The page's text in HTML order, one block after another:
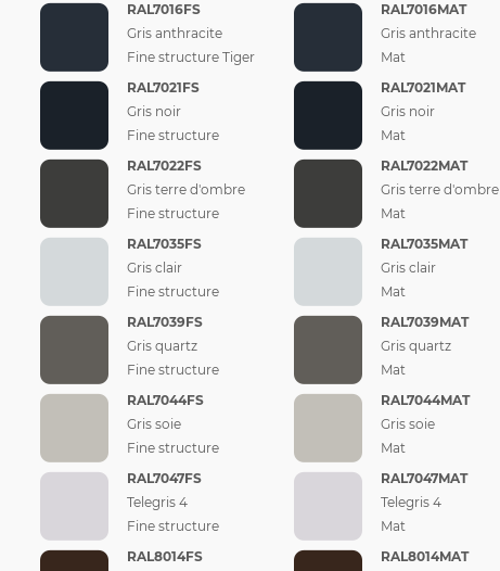
RAL7016FS
Gris anthracite
Fine structure Tiger
RAL7016MAT
Gris anthracite
Mat
RAL7021FS
Gris noir
Fine structure
RAL7021MAT
Gris noir
Mat
RAL7022FS
Gris terre d'ombre
Fine structure
RAL7022MAT
Gris terre d'ombre
Mat
RAL7035FS
Gris clair
Fine structure
RAL7035MAT
Gris clair
Mat
RAL7039FS
Gris quartz
Fine structure
RAL7039MAT
Gris quartz
Mat
RAL7044FS
Gris soie
Fine structure
RAL7044MAT
Gris soie
Mat
RAL7047FS
Telegris 4
Fine structure
RAL7047MAT
Telegris 4
Mat
RAL8014FS
RAL8014MAT